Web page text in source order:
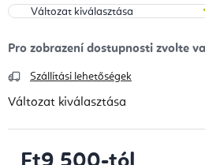
Szállítási lehetőségek
Változat kiválasztása